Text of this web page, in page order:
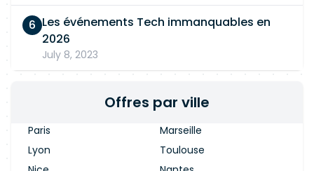
Les événements Tech immanquables en
2026
July 8, 2023
Offres par ville
Paris
Marseille
Lyon
Toulouse